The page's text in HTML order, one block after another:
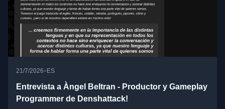
21/7/2026• ES
Entrevista a Àngel Beltran - Productor y Gameplay
Programmer de Denshattack!